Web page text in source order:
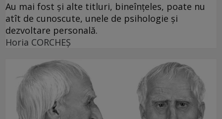
Au mai fost și alte titluri, bineînțeles, poate nu
atît de cunoscute, unele de psihologie și
dezvoltare personală.
Horia CORCHEŞ